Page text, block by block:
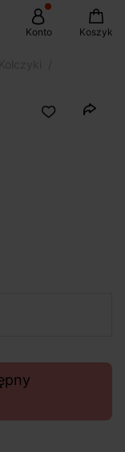
Konto Koszyk